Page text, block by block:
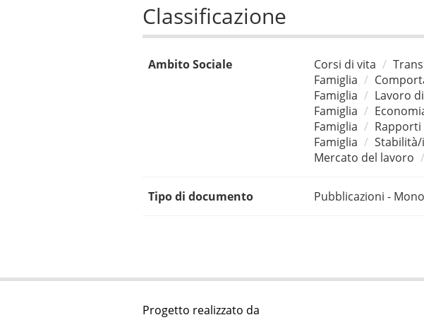
Classificazione
Ambito Sociale Corsi di vita
Famiglia
Famiglia
Lavoro
Famiglia
Famiglia
Famiglia
Mercato del lavoro
Tipo di documento Pubblicazioni -
Progetto realizzato da